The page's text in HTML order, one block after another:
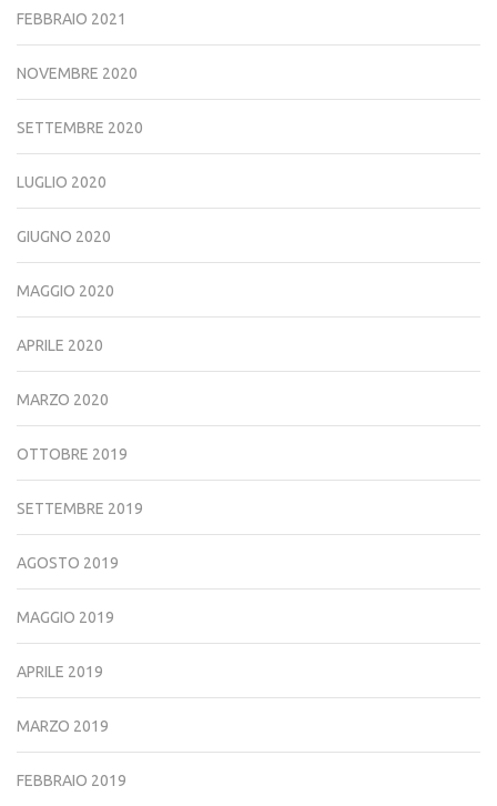
FEBBRAIO 2021
NOVEMBRE 2020
SETTEMBRE 2020
LUGLIO 2020
GIUGNO 2020
MAGGIO 2020
APRILE 2020
MARZO 2020
OTTOBRE 2019
SETTEMBRE 2019
AGOSTO 2019
MAGGIO 2019
APRILE 2019
MARZO 2019
FEBBRAIO 2019